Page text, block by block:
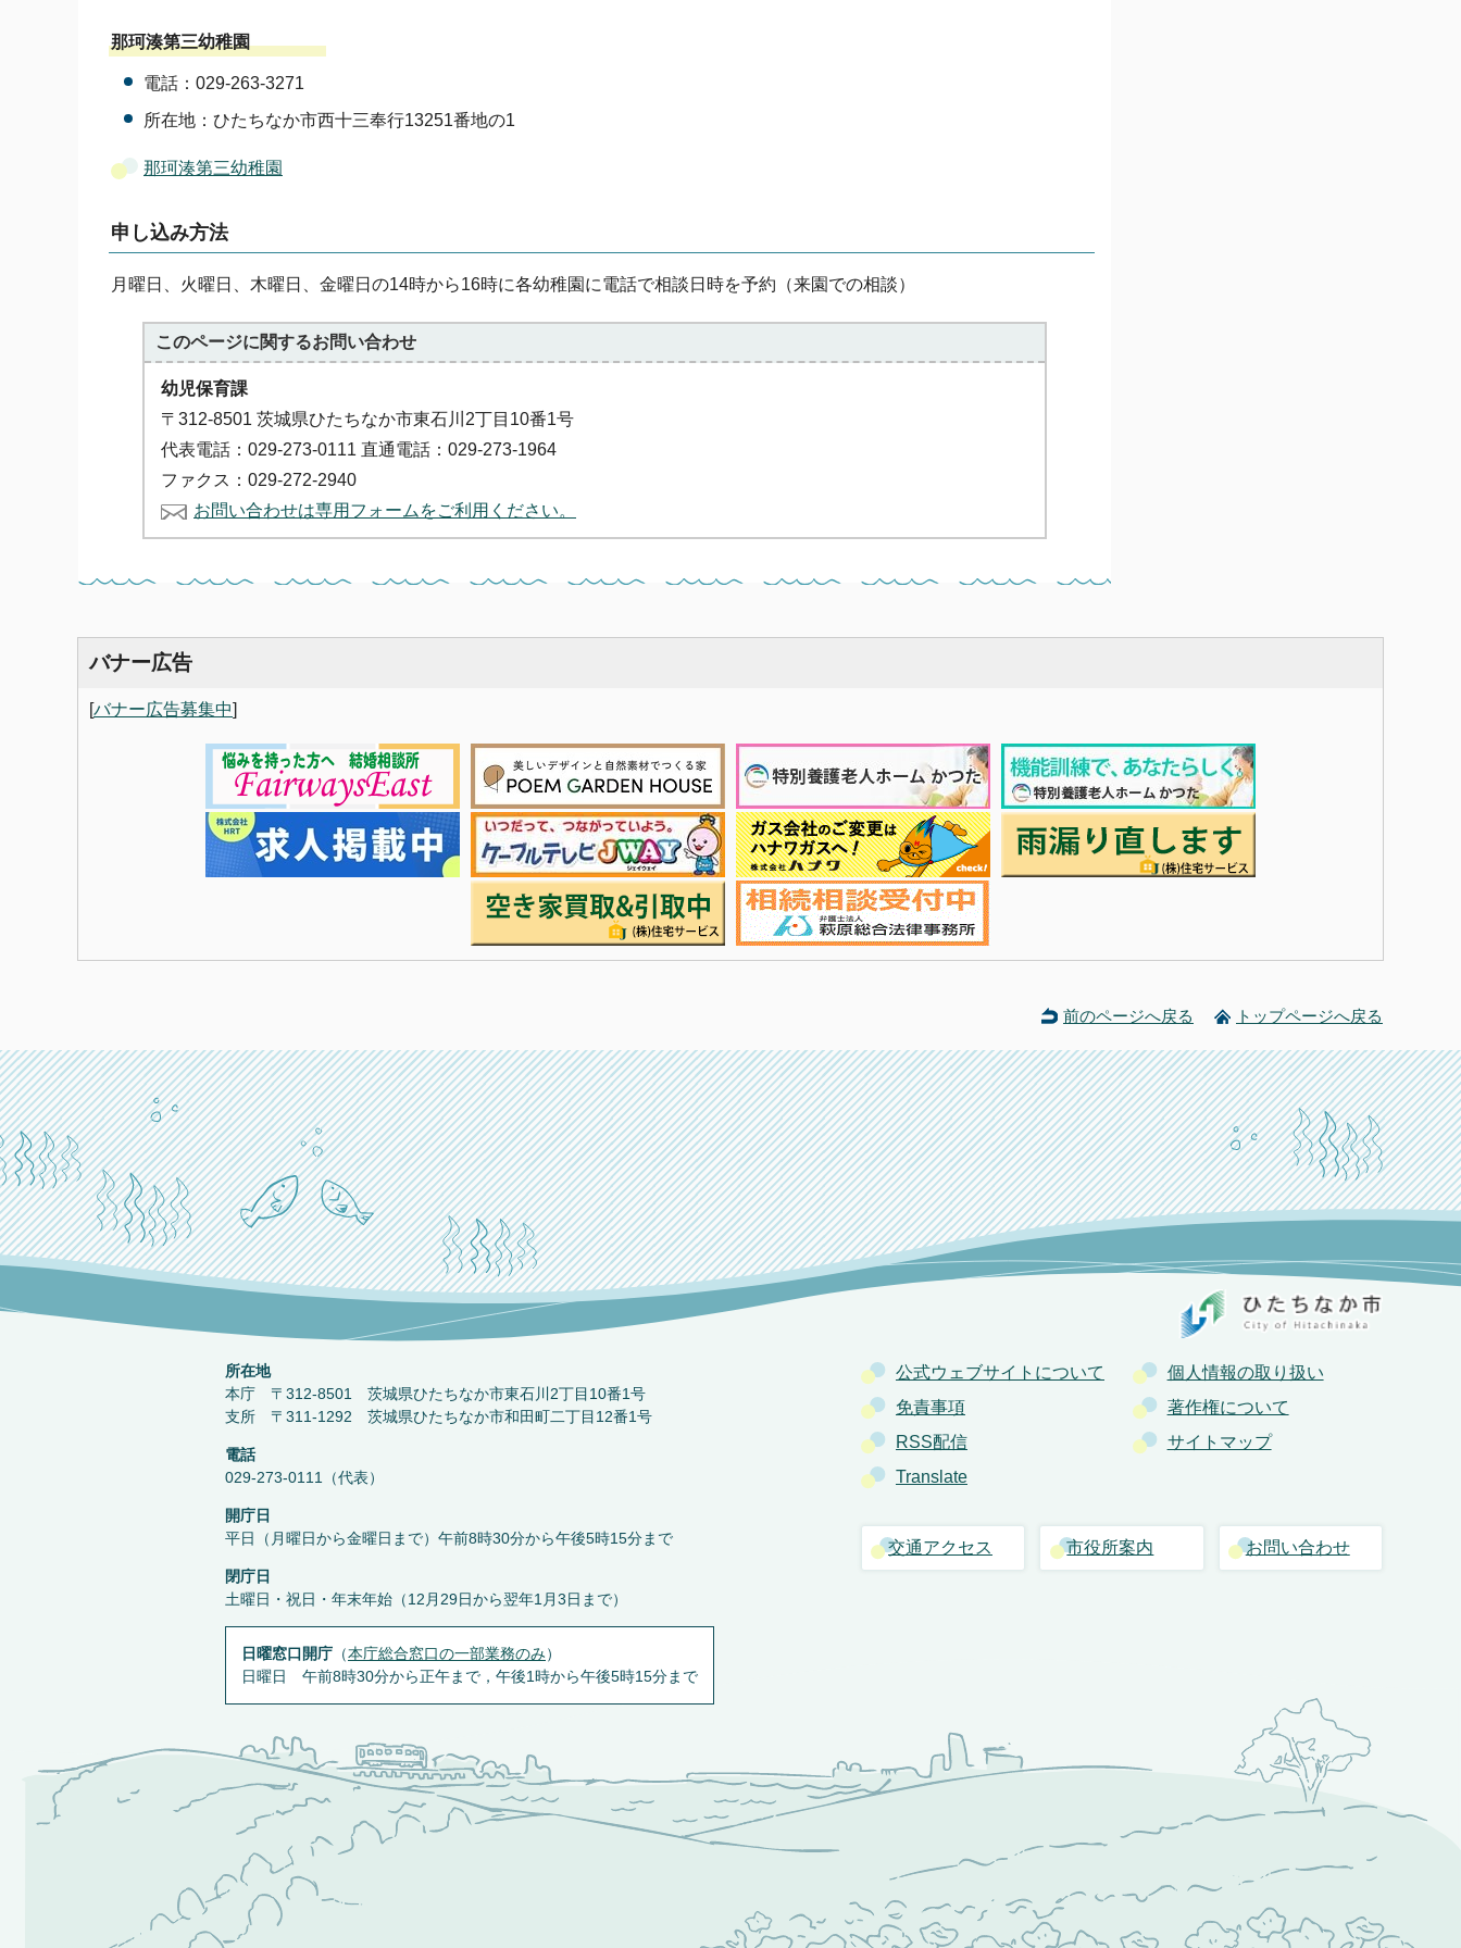
那珂湊第三幼稚園
電話：029-263-3271
所在地：ひたちなか市西十三奉行13251番地の1
那珂湊第三幼稚園
申し込み方法
月曜日、火曜日、木曜日、金曜日の14時から16時に各幼稚園に電話で相談日時を予約（来園での相談）
このページに関するお問い合わせ
幼児保育課
〒312-8501 茨城県ひたちなか市東石川2丁目10番1号
代表電話：029-273-0111 直通電話：029-273-1964
ファクス：029-272-2940
お問い合わせは専用フォームをご利用ください。
バナー広告
[バナー広告募集中]
前のページへ戻る トップページへ戻る
公式ウェブサイトについて
個人情報の取り扱い
免責事項
著作権について
RSS配信
サイトマップ
Translate
交通アクセス 市役所案内 お問い合わせ
所在地
本庁 〒312-8501 茨城県ひたちなか市東石川2丁目10番1号
支所 〒311-1292 茨城県ひたちなか市和田町二丁目12番1号
電話
029-273-0111（代表）
開庁日
平日（月曜日から金曜日まで）午前8時30分から午後5時15分まで
閉庁日
土曜日・祝日・年末年始（12月29日から翌年1月3日まで）
日曜窓口開庁 （本庁総合窓口の一部業務のみ）
日曜日 午前8時30分から正午まで，午後1時から午後5時15分まで